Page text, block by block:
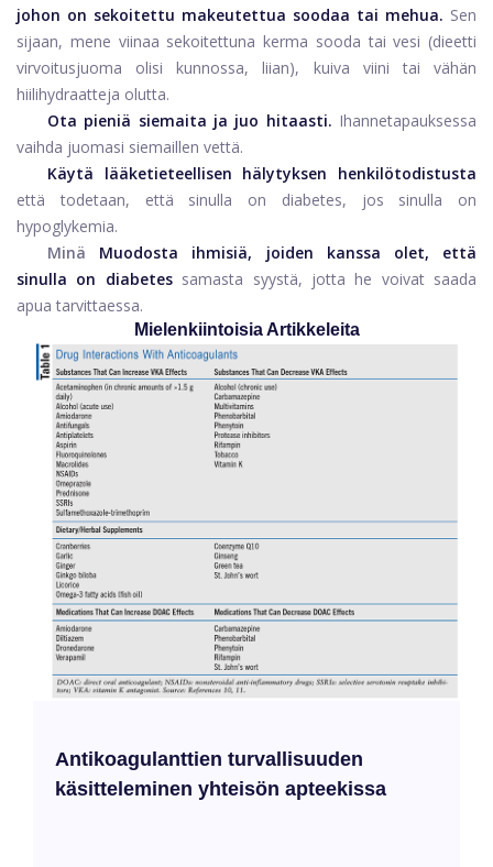
johon on sekoitettu makeutettua soodaa tai mehua. Sen
sijaan, mene viinaa sekoitettuna kerma sooda tai vesi (dieetti
virvoitusjuoma olisi kunnossa, liian), kuiva viini tai vähän
hiilihydraatteja olutta.
Ota pieniä siemaita ja juo hitaasti. Ihannetapauksessa
vaihda juomasi siemaillen vettä.
Käytä lääketieteellisen hälytyksen henkilötodistusta
että todetaan, että sinulla on diabetes, jos sinulla on
hypoglykemia.
Minä
Muodosta ihmisiä, joiden kanssa olet, että
sinulla on diabetes samasta syystä, jotta he voivat saada
apua tarvittaessa.
Mielenkiintoisia Artikkeleita
Antikoagulanttien turvallisuuden
käsitteleminen yhteisön apteekissa